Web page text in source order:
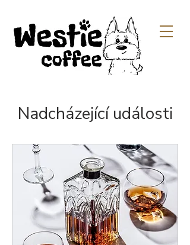
Nadcházející události